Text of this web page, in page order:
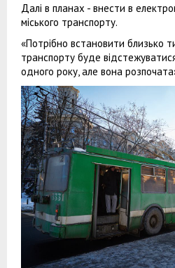
Далі в планах - внести в
міського транспорту.
«Потрібно встановити близько
транспорту буде
одного року, але вона